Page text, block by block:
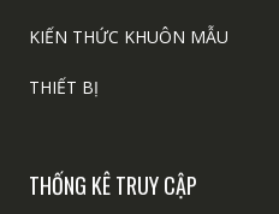
KIẾN THỨC KHUÔN MẪU
THIẾT BỊ
THỐNG KÊ TRUY CẬP